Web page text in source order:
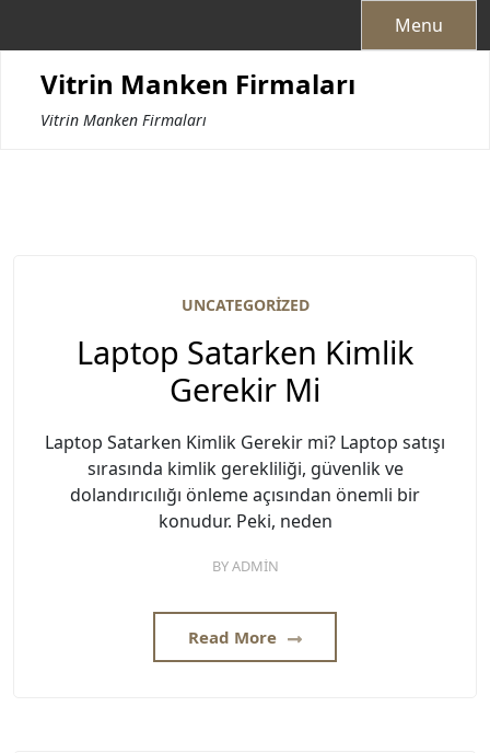
Menu
Vitrin Manken Firmaları
Vitrin Manken Firmaları
UNCATEGORIZED
Laptop Satarken Kimlik
Gerekir Mi
Laptop Satarken Kimlik Gerekir mi? Laptop satışı
sırasında kimlik gerekliliği, güvenlik ve
dolandırıcılığı önleme açısından önemli bir
konudur. Peki, neden
BYADMIN
Read More